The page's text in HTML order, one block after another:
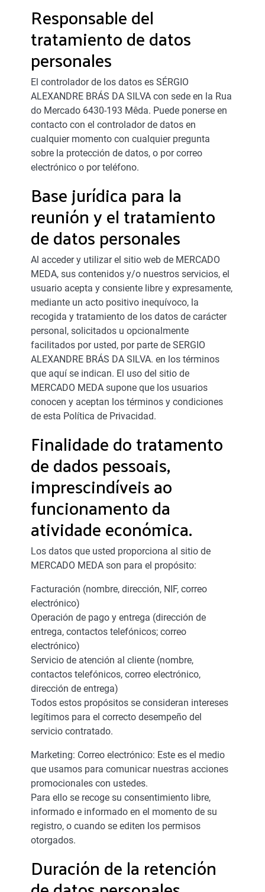
Responsable del
tratamiento de datos
personales
El controlador de los datos es SÉRGIO
ALEXANDRE BRÁS DA SILVA con sede en la Rua
do Mercado 6430-193 Mêda. Puede ponerse en
contacto con el controlador de datos en
cualquier momento con cualquier pregunta
sobre la protección de datos, o por correo
electrónico o por teléfono.
Base jurídica para la
reunión y el tratamiento
de datos personales
Al acceder y utilizar el sitio web de MERCADO
MEDA, sus contenidos y/o nuestros servicios, el
usuario acepta y consiente libre y expresamente,
mediante un acto positivo inequívoco, la
recogida y tratamiento de los datos de carácter
personal, solicitados u opcionalmente
facilitados por usted, por parte de SERGIO
ALEXANDRE BRÁS DA SILVA. en los términos
que aquí se indican. El uso del sitio de
MERCADO MEDA supone que los usuarios
conocen y aceptan los términos y condiciones
de esta Política de Privacidad.
Finalidade do tratamento
de dados pessoais,
imprescindíveis ao
funcionamento da
atividade económica.
Los datos que usted proporciona al sitio de
MERCADO MEDA son para el propósito:
Facturación (nombre, dirección, NIF, correo
electrónico)
Operación de pago y entrega (dirección de
entrega, contactos telefónicos; correo
electrónico)
Servicio de atención al cliente (nombre,
contactos telefónicos, correo electrónico,
dirección de entrega)
Todos estos propósitos se consideran intereses
legítimos para el correcto desempeño del
servicio contratado.
Marketing: Correo electrónico: Este es el medio
que usamos para comunicar nuestras acciones
promocionales con ustedes.
Para ello se recoge su consentimiento libre,
informado e informado en el momento de su
registro, o cuando se editen los permisos
otorgados.
Duración de la retención